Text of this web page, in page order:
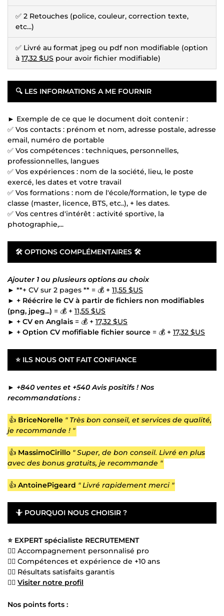
✅ 2 Retouches (police, couleur, correction texte,
etc...)
✅ Livré au format jpeg ou pdf non modifiable (option
à 17,32 $US pour avoir fichier modifiable)
🔍 LES INFORMATIONS A ME FOURNIR
► Exemple de ce que le document doit contenir :
✅ Vos contacts : prénom et nom, adresse postale, adresse
email, numéro de portable
✅ Vos compétences : techniques, personnelles,
professionnelles, langues
✅ Vos expériences : nom de la société, lieu, le poste
exercé, les dates et votre travail
✅ Vos formations : nom de l'école/formation, le type de
classe (master, licence, BTS, etc..), + les dates.
✅ Vos centres d'intérêt : activité sportive, la
photographie,...
🛠 OPTIONS COMPLÉMENTAIRES 🛠
Ajouter 1 ou plusieurs options au choix
► **+ CV sur 2 pages ** = 💰 + 11,55 $US
► + Réécrire le CV à partir de fichiers non modifiables
(png, jpeg...) = 💰 + 11,55 $US
► + CV en Anglais = 💰 + 17,32 $US
► + Option CV mofifiable fichier source = 💰 + 17,32 $US
⭐ ILS NOUS ONT FAIT CONFIANCE
► +840 ventes et +540 Avis positifs ! Nos
recommandations :
👍 BriceNorelle " Très bon conseil, et services de qualité,
je recommande ! "
👍 MassimoCirillo " Super, de bon conseil. Livré en plus
avec des bonus gratuits, je recommande "
👍 AntoinePigeard " Livré rapidement merci "
🤷 POURQUOI NOUS CHOISIR ?
⭐ EXPERT spécialiste RECRUTEMENT
👍🏻 Accompagnement personnalisé pro
👍🏻 Compétences et expérience de +10 ans
👍🏻 Résultats satisfaits garantis
👍🏻 Visiter notre profil
Nos points forts :